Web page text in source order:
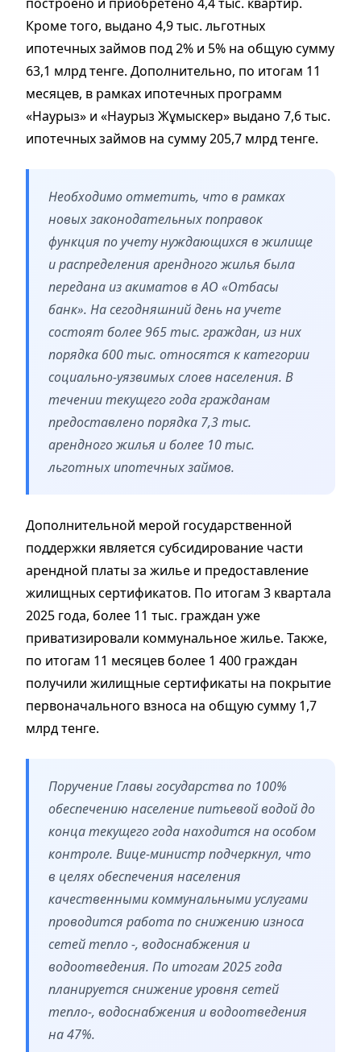
Кроме того, выдано 4,9 тыс. льготных
ипотечных займов под 2% и 5% на общую сумму
63,1 млрд тенге. Дополнительно, по итогам 11
месяцев, в рамках ипотечных программ
«Наурыз» и «Наурыз Жұмыскер» выдано 7,6 тыс.
ипотечных займов на сумму 205,7 млрд тенге.
Необходимо отметить, что в рамках
новых законодательных поправок
функция по учету нуждающихся в жилище
и распределения арендного жилья была
передана из акиматов в АО «Отбасы
банк». На сегодняшний день на учете
состоят более 965 тыс. граждан, из них
порядка 600 тыс. относятся к категории
социально-уязвимых слоев населения. В
течении текущего года гражданам
предоставлено порядка 7,3 тыс.
арендного жилья и более 10 тыс.
льготных ипотечных займов.
Дополнительной мерой государственной
поддержки является субсидирование части
арендной платы за жилье и предоставление
жилищных сертификатов. По итогам 3 квартала
2025 года, более 11 тыс. граждан уже
приватизировали коммунальное жилье. Также,
по итогам 11 месяцев более 1 400 граждан
получили жилищные сертификаты на покрытие
первоначального взноса на общую сумму 1,7
млрд тенге.
Поручение Главы государства по 100%
обеспечению население питьевой водой до
конца текущего года находится на особом
контроле. Вице-министр подчеркнул, что
в целях обеспечения населения
качественными коммунальными услугами
проводится работа по снижению износа
сетей тепло -, водоснабжения и
водоотведения. По итогам 2025 года
планируется снижение уровня сетей
тепло-, водоснабжения и водоотведения
на 47%.